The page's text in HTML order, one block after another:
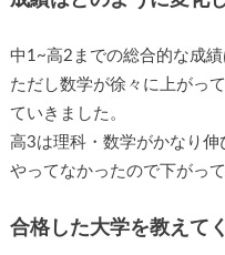
中1~高2までの総合的な成
ただし数学が徐々に上がっ
ていきました。
高3は理科・数学がかなり
やってなかったので下がっ
合格した大学を教えて